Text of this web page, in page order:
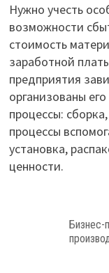
Нужно учесть
возможности
стоимость
заработной
предприятия
организованы
процессы:
процессы
установка,
ценности.
Бизнес-